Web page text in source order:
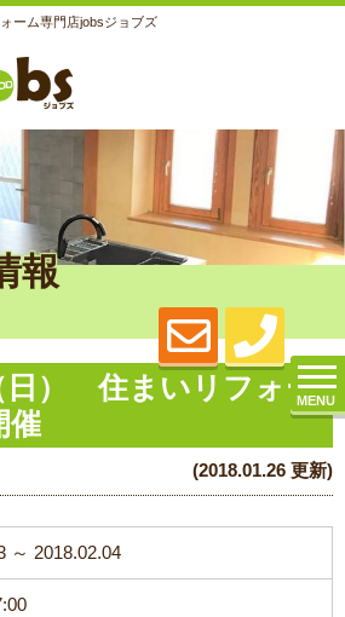
ーム専門店jobsジョブズ
MENU
報
日） 住まいリフォー
催
(2018.01.26 更新)
～ 2018.02.04